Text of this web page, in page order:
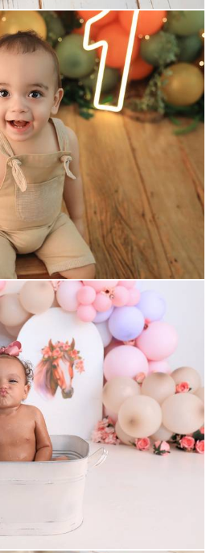
513 0
1222 17